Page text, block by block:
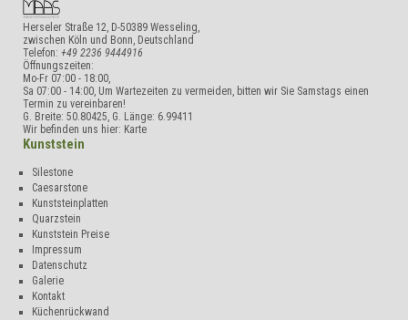
Herseler Straße 12, D-50389 Wesseling,
zwischen Köln und Bonn, Deutschland
Telefon: +49 2236 9444916
Öffnungszeiten:
Mo-Fr 07:00 - 18:00,
Sa 07:00 - 14:00, Um Wartezeiten zu vermeiden, bitten wir Sie Samstags einen
Termin zu vereinbaren!
G. Breite: 50.80425, G. Länge: 6.99411
Wir befinden uns hier: Karte
Kunststein
Silestone
Caesarstone
Kunststeinplatten
Quarzstein
Kunststein Preise
Impressum
Datenschutz
Galerie
Kontakt
Küchenrückwand